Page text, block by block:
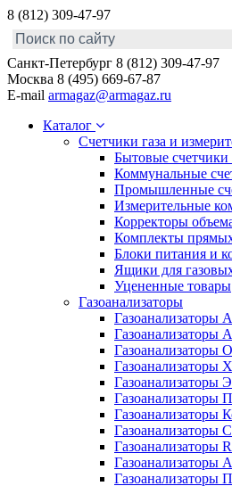
8 (812) 309-47-97
Санкт-Петербург 8 (812) 309-47-97
Москва 8 (495) 669-67-87
E-mail armagaz@armagaz.ru
Каталог
Счетчики газа и
Бытовые счетчики
Коммунальные
Промышленные
Измерительные
Корректоры
Комплекты
Блоки питания и
Ящики для
Уцененные товары
Газоанализаторы
Газоанализаторы
Газоанализаторы
Газоанализаторы
Газоанализаторы
Газоанализаторы
Газоанализаторы
Газоанализаторы
Газоанализаторы
Газоанализаторы
Газоанализаторы
Газоанализаторы